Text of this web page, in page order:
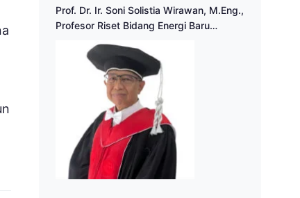
Prof. Dr. Ir. Soni Solistia Wirawan, M.Eng.,
Profesor Riset Bidang Energi Baru